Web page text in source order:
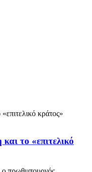
το «επιτελικό